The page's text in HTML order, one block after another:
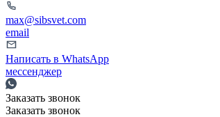
max@sibsvet.com
email
Написать в WhatsApp
мессенджер
Заказать звонок
Заказать звонок